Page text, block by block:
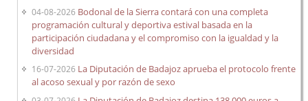
04-08-2026 Bodonal de la Sierra contará con una completa
programación cultural y deportiva estival basada en la
participación ciudadana y el compromiso con la igualdad y la
diversidad
16-07-2026 La Diputación de Badajoz aprueba el protocolo frente
al acoso sexual y por razón de sexo